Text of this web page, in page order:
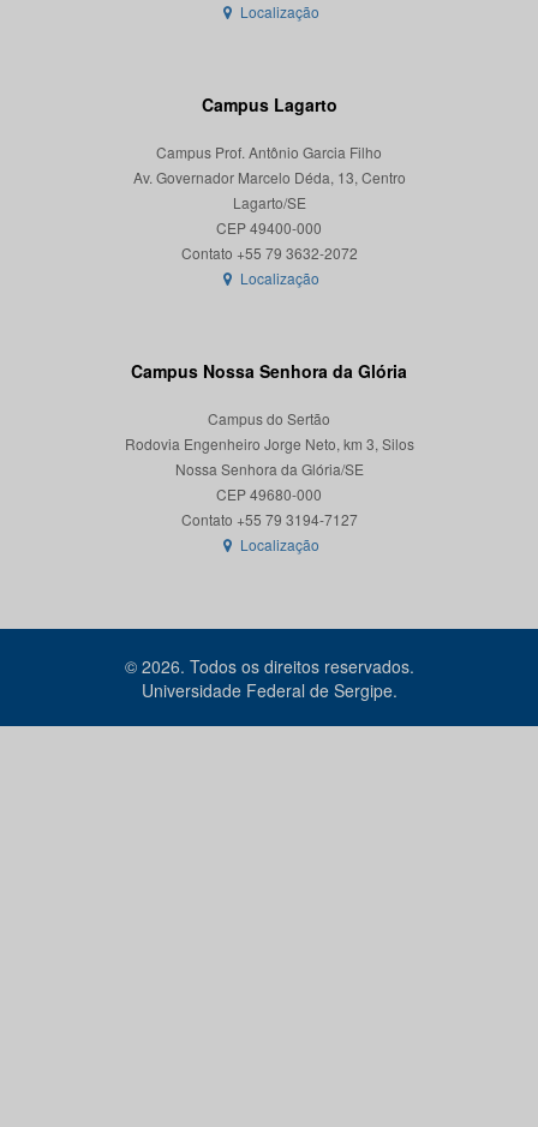
Localização
Campus Lagarto
Campus Prof. Antônio Garcia Filho
Av. Governador Marcelo Déda, 13, Centro
Lagarto/SE
CEP 49400-000
Localização
Campus Nossa Senhora da Glória
Campus do Sertão
Rodovia Engenheiro Jorge Neto, km 3, Silos
Nossa Senhora da Glória/SE
CEP 49680-000
Contato +55 79 3194-7127
Localização
© 2026. Todos os direitos reservados.
Universidade Federal de Sergipe.